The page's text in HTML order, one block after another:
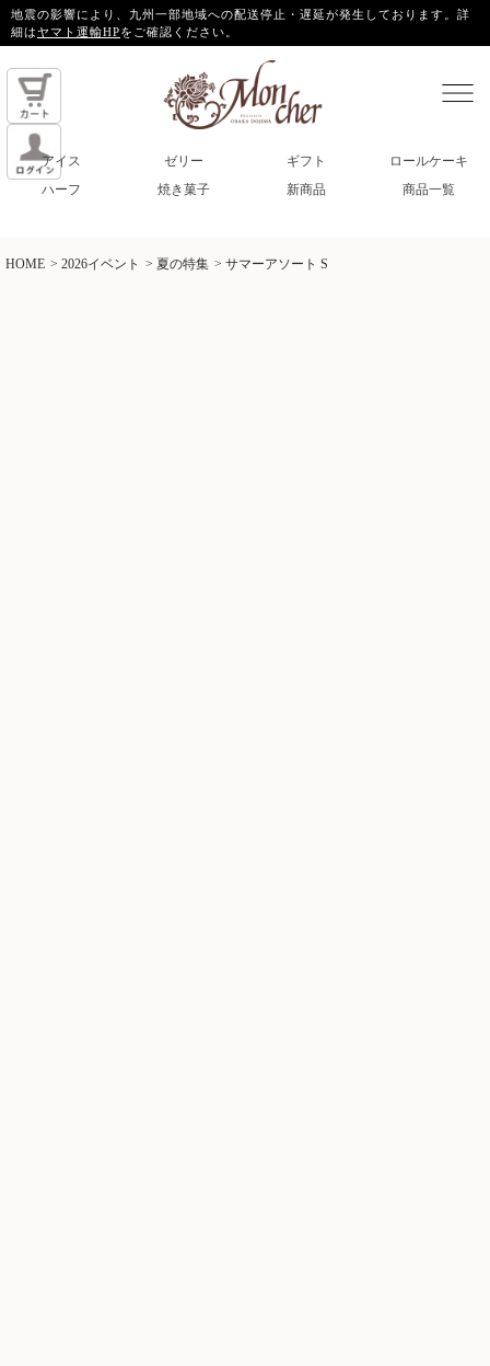
地震の影響により、九州一部地域への配送停止・遅延が発生しております。詳
細はヤマト運輸HPをご確認ください。
アイス ゼリー ギフト
ロールケーキ
ハーフ
焼き菓子 新商品 商品一覧
HOME 2026イベント 夏の特集 サマーアソート S